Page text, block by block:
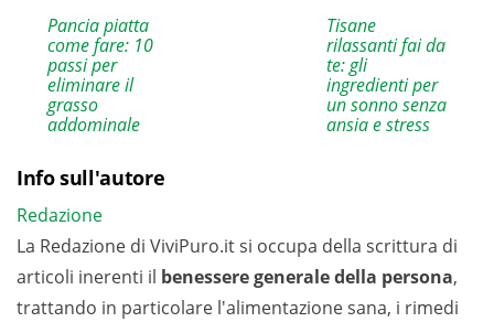
Pancia piatta
come fare: 10
passi per
eliminare il
grasso
addominale
Tisane
rilassanti fai da
te: gli
ingredienti per
un sonno senza
ansia e stress
Info sull'autore
Redazione
La Redazione di ViviPuro.it si occupa della scrittura di
articoli inerenti il benessere generale della persona,
trattando in particolare l'alimentazione sana, i rimedi